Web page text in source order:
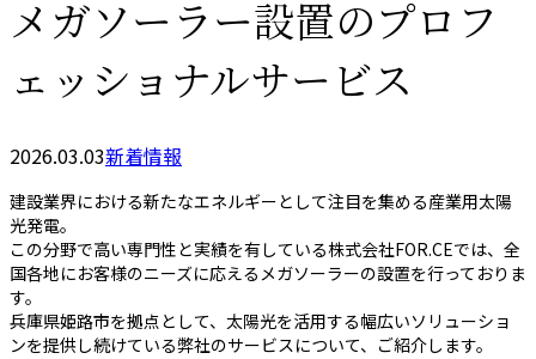
メガソーラー設置のプロフ
ェッショナルサービス
2026.03.03新着情報
建設業界における新たなエネルギーとして注目を集める産業用太陽
光発電。
この分野で高い専門性と実績を有している株式会社FOR.CEでは、全
国各地にお客様のニーズに応えるメガソーラーの設置を行っておりま
す。
兵庫県姫路市を拠点として、太陽光を活用する幅広いソリューショ
ンを提供し続けている弊社のサービスについて、ご紹介します。